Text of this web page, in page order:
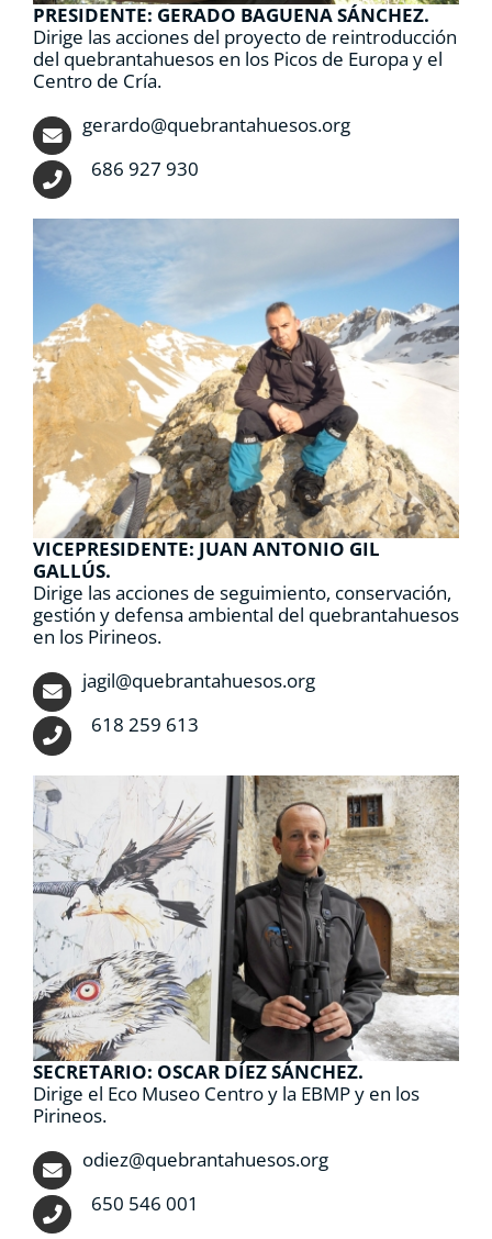
PRESIDENTE: GERADO BAGUENA SÁNCHEZ.
Dirige las acciones del proyecto de reintroducción
del quebrantahuesos en los Picos de Europa y el
Centro de Cría.
gerardo@quebrantahuesos.org
686 927 930
VICEPRESIDENTE: JUAN ANTONIO GIL
GALLÚS.
Dirige las acciones de seguimiento, conservación,
gestión y defensa ambiental del quebrantahuesos
en los Pirineos.
jagil@quebrantahuesos.org
618 259 613
SECRETARIO: OSCAR DÍEZ SÁNCHEZ.
Dirige el Eco Museo Centro y la EBMP y en los
Pirineos.
odiez@quebrantahuesos.org
650 546 001